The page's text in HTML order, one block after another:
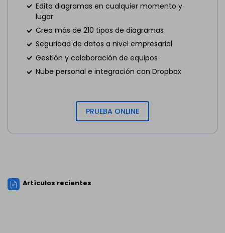
Edita diagramas en cualquier momento y
lugar
Crea más de 210 tipos de diagramas
Seguridad de datos a nivel empresarial
Gestión y colaboración de equipos
Nube personal e integración con Dropbox
PRUEBA ONLINE
Artículos recientes